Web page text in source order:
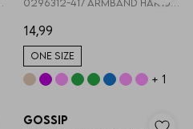
14,99
+ 1
ONE SIZE
1/2
Nieuw
Gossip